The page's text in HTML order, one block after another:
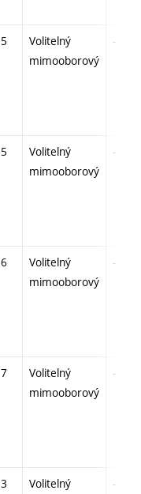
5
Volitelný
mimooborový
-
5
Volitelný
mimooborový
-
6
Volitelný
mimooborový
-
7
Volitelný
mimooborový
-
3
Volitelný
-